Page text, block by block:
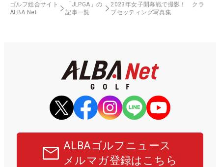
ゴルフ総合サイト
ALBA Net
「JLPGA」の
記事一覧
2023年女子開幕戦で撮影！ クラ
ブセッティング写真集
ALBAゴルフニュース
メルマガ登録はこちら